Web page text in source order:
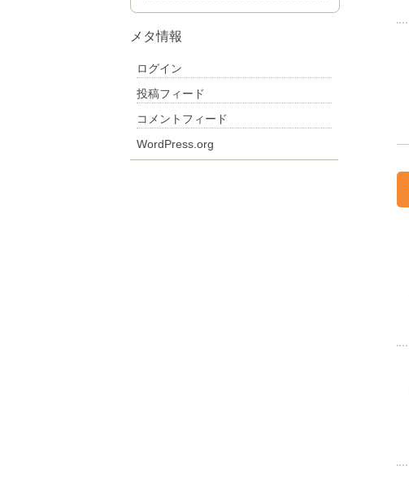
メタ情報
ログイン
投稿フィード
コメントフィード
WordPress.org